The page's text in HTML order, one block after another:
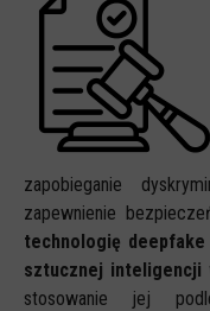
zapobieganie
zapewnienie
technologię
sztucznej inteligencji
stosowanie jej